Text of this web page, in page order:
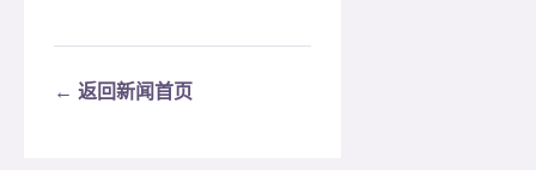
← 返回新闻首页